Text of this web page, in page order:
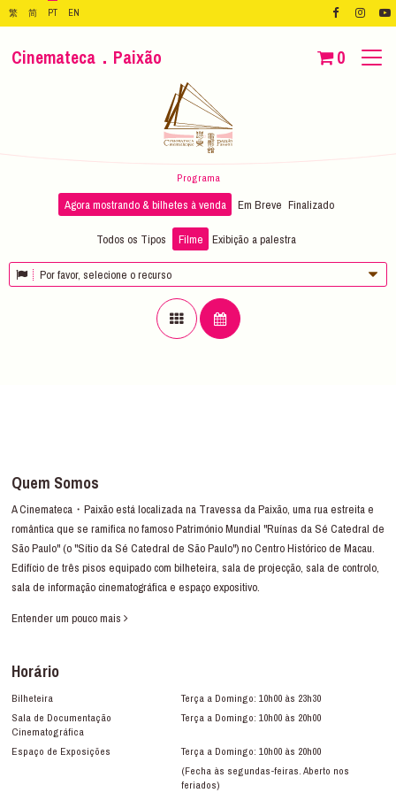
繁 简 PT EN
Cinemateca．Paixão 0
Programa
Agora mostrando & bilhetes à venda Em Breve Finalizado
Todos os Tipos Filme Exibição a palestra
Por favor, selecione o recurso
Quem Somos
A Cinemateca・Paixão está localizada na Travessa da Paixão, uma rua estreita e
romântica que se ramifica no famoso Património Mundial "Ruínas da Sé Catedral de
São Paulo" (o "Sítio da Sé Catedral de São Paulo") no Centro Histórico de Macau.
Edifício de três pisos equipado com bilheteira, sala de projecção, sala de controlo,
sala de informação cinematográfica e espaço expositivo.
Entender um pouco mais
Horário
Bilheteira
Terça a Domingo: 10h00 às 23h30
Sala de Documentação
Cinematográfica
Terça a Domingo: 10h00 às 20h00
Espaço de Exposições
Terça a Domingo: 10h00 às 20h00
(Fecha às segundas-feiras. Aberto nos
feriados)